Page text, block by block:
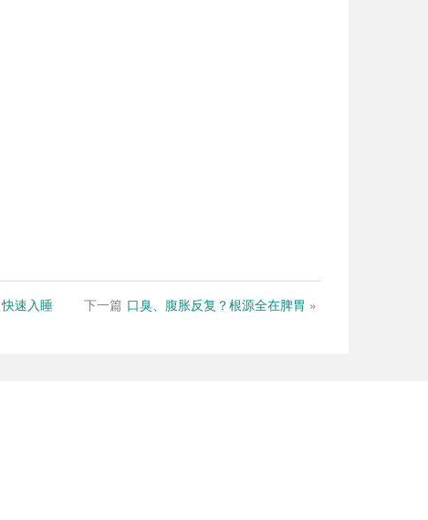
速入睡 下一篇 口臭、腹胀反复？根源全在脾胃 »